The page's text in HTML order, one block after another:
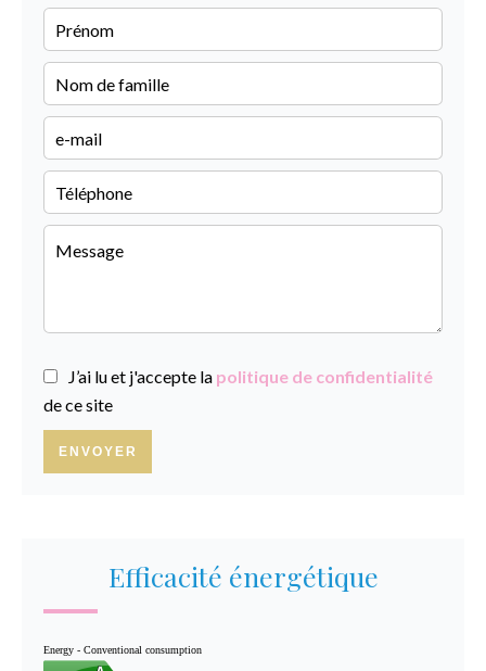
J’ai lu et j'accepte la politique de confidentialité
de ce site
ENVOYER
Efficacité énergétique